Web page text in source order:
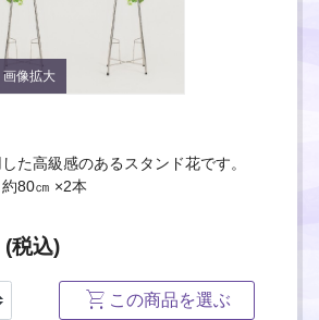
画像拡大
た高級感のあるスタンド花です。
80㎝ ×2本
(税込)
この商品を選ぶ